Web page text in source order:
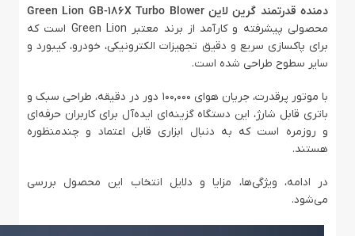
دمنده قدرتمند گرین لاین Green Lion GB-186X Turbo Blower
محصولی پیشرفته و کارآمد از برند معتبر Green Lion است که
برای پاکسازی سریع و دقیق تجهیزات الکترونیکی، خودرو، کیبورد و
سایر سطوح طراحی شده است.
با موتور پرقدرت، جریان هوای 100,000 دور در دقیقه، طراحی سبک و
باتری قابل شارژ، این دستگاه گزینه‌ای ایده‌آل برای کاربران حرفه‌ای
و روزمره است که به دنبال ابزاری قابل اعتماد و چندمنظوره
هستند.
در ادامه، ویژگی‌ها، مزایا و دلایل انتخاب این محصول بررسی
می‌شود.